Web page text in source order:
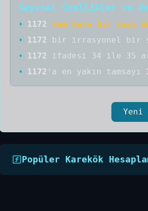
Sayısal Özellikler ve
• 1172 tam kare bir sayı
•
1172 bir irrasyonel bir
•
1172
ifadesi 34 ile 35
•
1172 'a en yakın tamsayı
Yeni
Popüler Karekök